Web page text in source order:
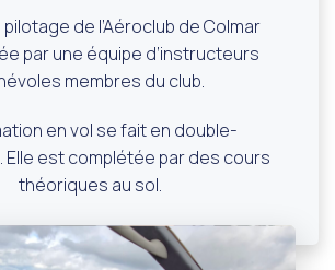
pilotage de l’Aéroclub de Colmar
par une équipe d’instructeurs
membres du club.
en vol se fait en double-
Elle est complétée par des cours
théoriques au sol.